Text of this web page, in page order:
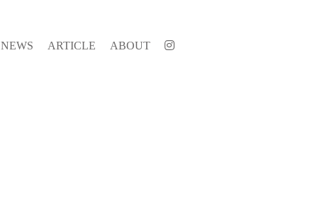
NEWS ARTICLE ABOUT